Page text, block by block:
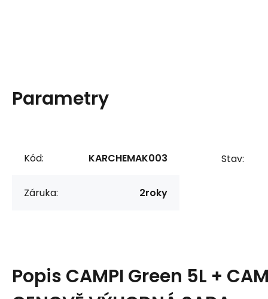
Parametry
Kód: KARCHEMAK003
Záruka: 2roky
Stav:
Popis CAMPI Green 5L +